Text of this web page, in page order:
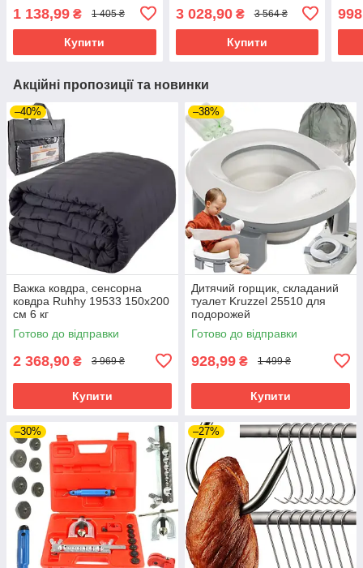
1 138,99 ₴ 1 405 ₴
Купити
3 028,90₴ 3 564 ₴
Купити
Акційні пропозиції та новинки
–40%
Важка ковдра, сенсорна
ковдра Ruhhy 19533 150х200
см 6 кг
Готово до відправки
2 368,90 ₴ 3 969 ₴
Купити
–38%
Дитячий горщик, складаний
туалет Kruzzel 25510 для
подорожей
Готово до відправки
928,99 ₴ 1 499 ₴
Купити
–30% –27%